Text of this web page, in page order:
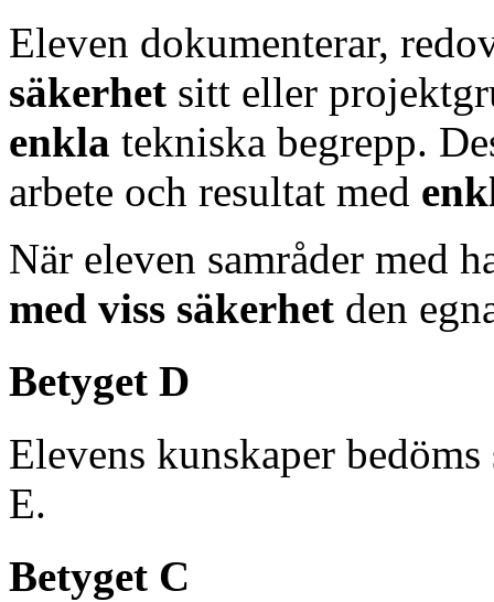
Eleven dokumenterar,
säkerhet sitt eller
enkla tekniska begrepp.
arbete och resultat med
När eleven samråder med
med viss säkerhet den
Betyget D
Elevens kunskaper
E.
Betyget C